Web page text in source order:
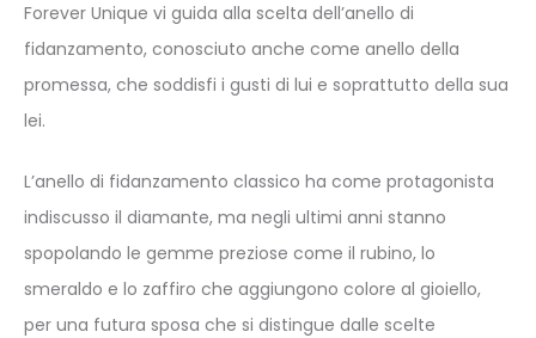
Forever Unique vi guida alla scelta dell’anello di
fidanzamento, conosciuto anche come anello della
promessa, che soddisfi i gusti di lui e soprattutto della sua
lei.
L’anello di fidanzamento classico ha come protagonista
indiscusso il diamante, ma negli ultimi anni stanno
spopolando le gemme preziose come il rubino, lo
smeraldo e lo zaffiro che aggiungono colore al gioiello,
per una futura sposa che si distingue dalle scelte